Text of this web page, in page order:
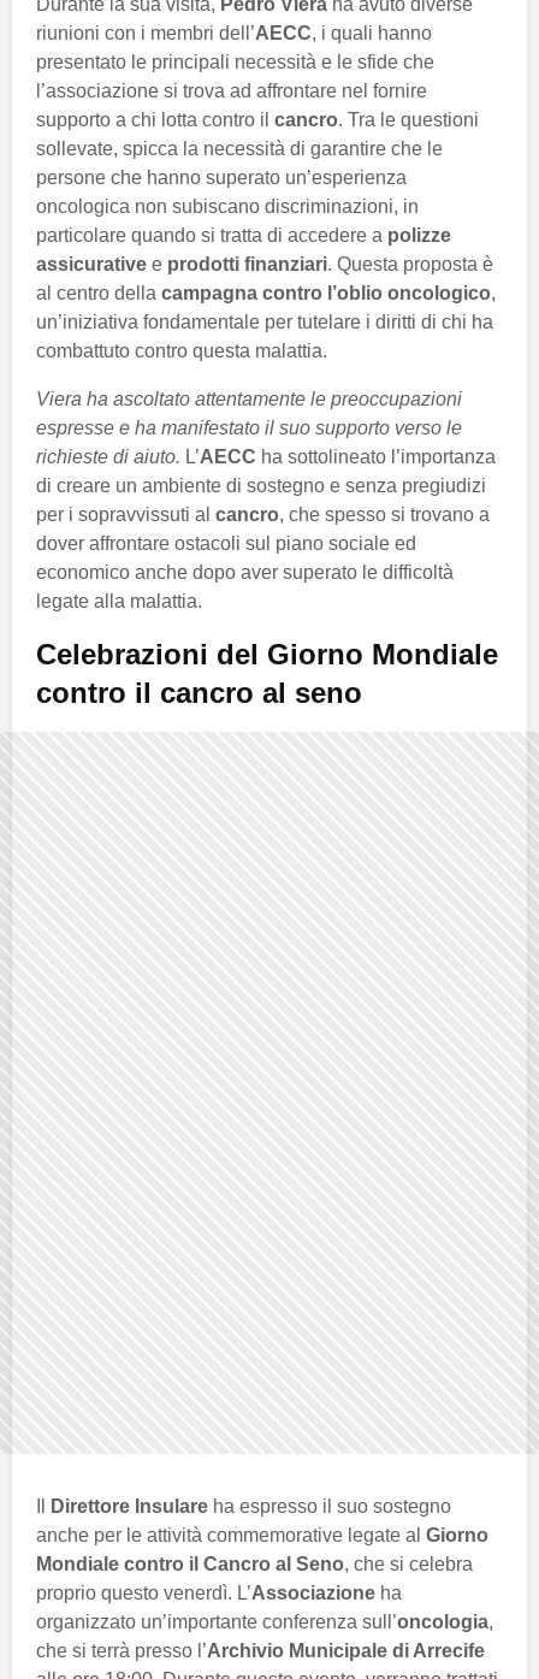
Durante la sua visita, Pedro Viera ha avuto diverse
riunioni con i membri dell’AECC, i quali hanno
presentato le principali necessità e le sfide che
l’associazione si trova ad affrontare nel fornire
supporto a chi lotta contro il cancro. Tra le questioni
sollevate, spicca la necessità di garantire che le
persone che hanno superato un’esperienza
oncologica non subiscano discriminazioni, in
particolare quando si tratta di accedere a polizze
assicurative e prodotti finanziari. Questa proposta è
al centro della campagna contro l’oblio oncologico,
un’iniziativa fondamentale per tutelare i diritti di chi ha
combattuto contro questa malattia.
Viera ha ascoltato attentamente le preoccupazioni
espresse e ha manifestato il suo supporto verso le
richieste di aiuto. L’AECC ha sottolineato l’importanza
di creare un ambiente di sostegno e senza pregiudizi
per i sopravvissuti al cancro, che spesso si trovano a
dover affrontare ostacoli sul piano sociale ed
economico anche dopo aver superato le difficoltà
legate alla malattia.
Celebrazioni del Giorno Mondiale
contro il cancro al seno
Direttore Insulare ha espresso il suo sostegno
anche per le attività commemorative legate al Giorno
Mondiale contro il Cancro al Seno, che si celebra
proprio questo venerdì. L’Associazione ha
organizzato un’importante conferenza sull’oncologia,
che si terrà presso l’Archivio Municipale di Arrecife